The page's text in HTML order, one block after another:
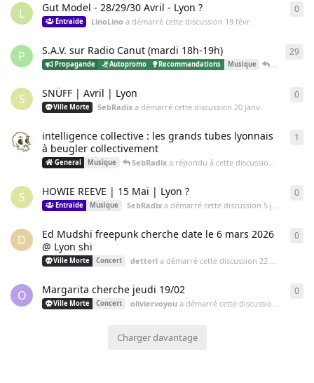
L Gut Model - 28/29/30 Avril - Lyon ?
Entraide LinoLino a démarré cette discussion 19 févr.
0
P S.A.V. sur Radio Canut (mardi 18h-19h)
Propagande Autopromo Recommandations Musique PascalSAV
29
S SNÜFF | Avril | Lyon
Ville Morte SebRadix a démarré cette discussion20 janv.
0
intelligence collective : les grands tubes lyonnais
à beugler collectivement
General Musique SebRadixa répondu à cette discussion
1
S HOWIE REEVE | 15 Mai | Lyon ?
Entraide Musique SebRadixa démarré cette discussion 5 janv.
0
D
Ed Mudshi freepunk cherche date le 6 mars 2026
@ Lyon shi
Ville Morte Concert dettoria démarré cette discussion 22 déc. 2025
0
O Margarita cherche jeudi 19/02
Ville Morte Concert oliviervoyoua démarré cette discussion
0
Charger davantage